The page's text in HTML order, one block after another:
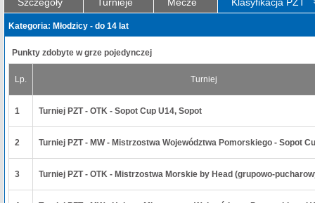
Kategoria: Młodzicy - do 14 lat
Punkty zdobyte w grze pojedynczej
Lp. Turniej
1 Turniej PZT - OTK - Sopot Cup U14, Sopot
2 Turniej PZT - MW - Mistrzostwa Województwa Pomorskiego - Sopot
3 Turniej PZT - OTK - Mistrzostwa Morskie by Head (grupowo-